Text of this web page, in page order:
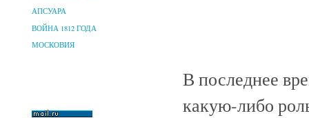
АПСУАРА
ВОЙНА 1812 ГОДА
МОСКОВИЯ
В последнее
какую-либо